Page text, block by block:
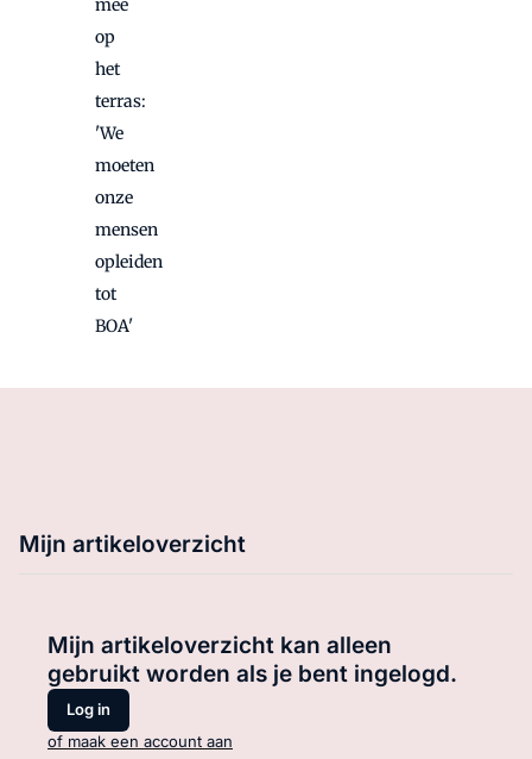
mee
op
het
terras:
'We
moeten
onze
mensen
opleiden
tot
BOA'
Mijn artikeloverzicht
Mijn artikeloverzicht kan alleen
gebruikt worden als je bent ingelogd.
Log in
of maak een account aan